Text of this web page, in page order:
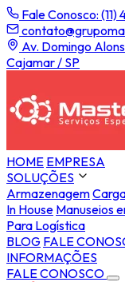
Fale Conosco: (11)
Av. Domingo
Cajamar / SP
HOME EMPRESA
SOLUÇÕES
Armazenagem
In House Manuseios
Para Logística
BLOG FALE
INFORMAÇÕES
FALE CONOSCO